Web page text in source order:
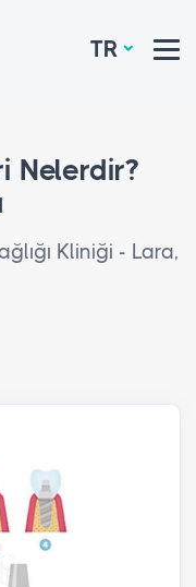
TR
Nelerdir?
Kliniği - Lara,